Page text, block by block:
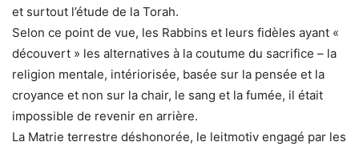
et surtout l’étude de la Torah.
Selon ce point de vue, les Rabbins et leurs fidèles ayant «
découvert » les alternatives à la coutume du sacrifice – la
religion mentale, intériorisée, basée sur la pensée et la
croyance et non sur la chair, le sang et la fumée, il était
impossible de revenir en arrière.
La Matrie terrestre déshonorée, le leitmotiv engagé par les